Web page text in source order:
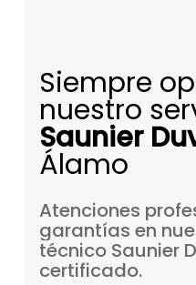
Siempre
nuestro
Saunier
Álamo
Atenciones
garantías en
técnico Saunier
certificado.